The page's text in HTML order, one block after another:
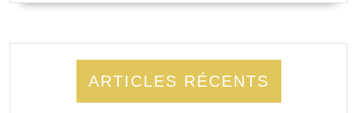
ARTICLES RÉCENTS